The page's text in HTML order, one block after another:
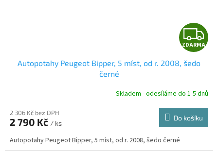
Z
D
R
ZDARMA
Autopotahy Peugeot Bipper, 5 míst, od r. 2008, šedo
černé
Skladem - odesíláme do 1-5 dnů
2 306 Kč bez DPH
2 790 Kč / ks
Do košíku
Autopotahy Peugeot Bipper, 5 míst, od r. 2008, šedo černé